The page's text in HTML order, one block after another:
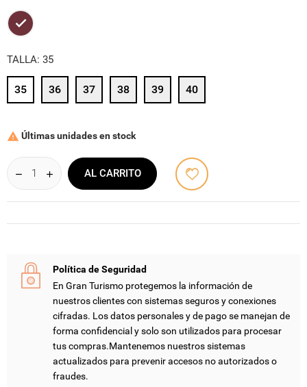
VINOTINTO
TALLA: 35
35 36 37 38 39 40
 Últimas unidades en stock
AL CARRITO
Política de Seguridad
En Gran Turismo protegemos la información de
nuestros clientes con sistemas seguros y conexiones
cifradas. Los datos personales y de pago se manejan de
forma confidencial y solo son utilizados para procesar
tus compras.Mantenemos nuestros sistemas
actualizados para prevenir accesos no autorizados o
fraudes.